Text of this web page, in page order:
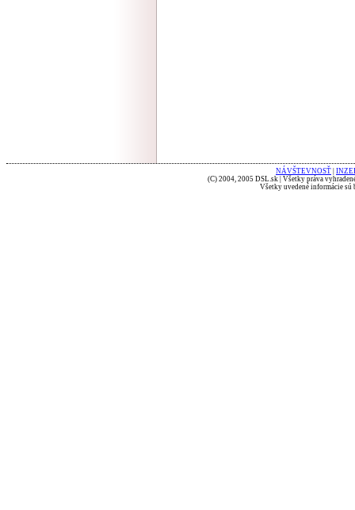
NÁVŠTEVNOSŤ
(C) 2004, 2005 DSL.sk | Všetky práva
Všetky uvedené informácie sú